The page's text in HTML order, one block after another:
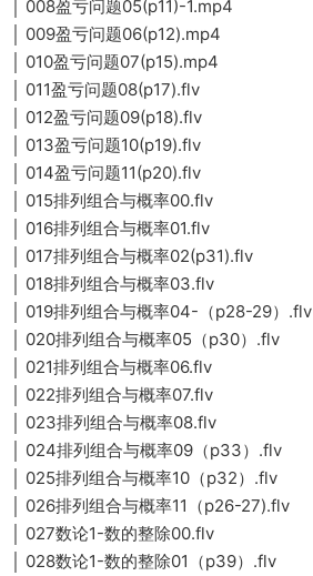
│ 008盈亏问题05(p11)-1.mp4
│ 009盈亏问题06(p12).mp4
│ 010盈亏问题07(p15).mp4
│ 011盈亏问题08(p17).flv
│ 012盈亏问题09(p18).flv
│ 013盈亏问题10(p19).flv
│ 014盈亏问题11(p20).flv
│ 015排列组合与概率00.flv
│ 016排列组合与概率01.flv
│ 017排列组合与概率02(p31).flv
│ 018排列组合与概率03.flv
│ 019排列组合与概率04-（p28-29）.flv
│ 020排列组合与概率05（p30）.flv
│ 021排列组合与概率06.flv
│ 022排列组合与概率07.flv
│ 023排列组合与概率08.flv
│ 024排列组合与概率09（p33）.flv
│ 025排列组合与概率10（p32）.flv
│ 026排列组合与概率11（p26-27).flv
│ 027数论1-数的整除00.flv
│ 028数论1-数的整除01（p39）.flv